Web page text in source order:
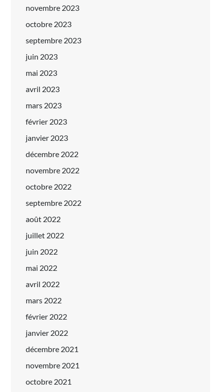
novembre 2023
octobre 2023
septembre 2023
juin 2023
mai 2023
avril 2023
mars 2023
février 2023
janvier 2023
décembre 2022
novembre 2022
octobre 2022
septembre 2022
août 2022
juillet 2022
juin 2022
mai 2022
avril 2022
mars 2022
février 2022
janvier 2022
décembre 2021
novembre 2021
octobre 2021